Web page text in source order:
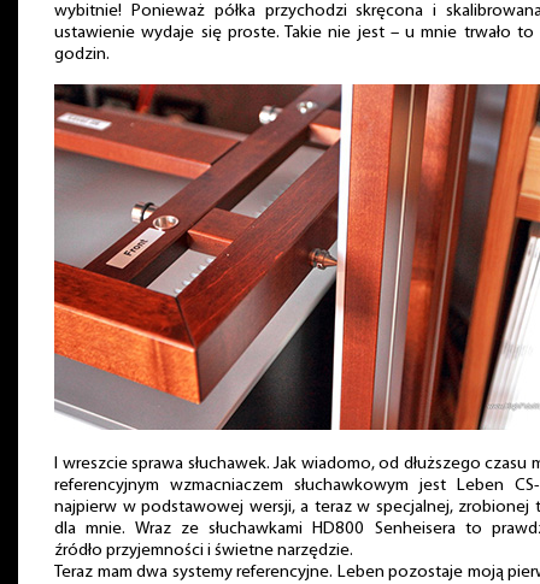
wybitnie! Ponieważ półka przychodzi skręcona i
ustawienie wydaje się proste. Takie nie jest – u mnie trwało to
godzin.
I wreszcie sprawa słuchawek. Jak wiadomo, od dłuższego czasu
referencyjnym wzmacniaczem słuchawkowym jest Leben
najpierw w podstawowej wersji, a teraz w specjalnej, zrobionej
dla mnie. Wraz ze słuchawkami HD800 Senheisera to
źródło przyjemności i świetne narzędzie.
Teraz mam dwa systemy referencyjne. Leben pozostaje moją